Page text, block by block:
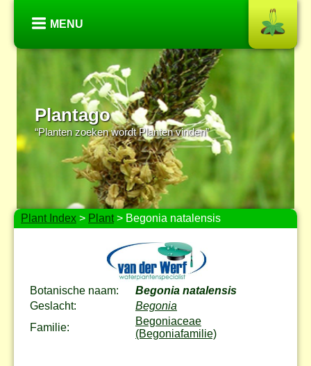
MENU
Plantago
“Planten zoeken wordt Planten vinden”
Plant Index > Plant> Begonia natalensis
Botanische naam:
Begonia natalensis
Geslacht:
Begonia
Familie:
Begoniaceae
(Begoniafamilie)